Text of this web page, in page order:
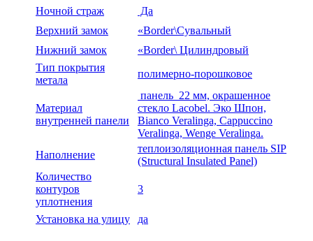
Ночной страж
Да
Верхний замок
«Border\Сувальный
Нижний замок
«Border\ Цилиндровый
Тип покрытия
метала
полимерно-порошковое
Материал
внутренней панели
панель 22 мм, окрашенное
стекло Lacobel. Эко Шпон,
Bianco Veralinga, Cappuccino
Veralinga, Wenge Veralinga.
Наполнение
теплоизоляционная панель SIP
(Structural Insulated Panel)
Количество
контуров
уплотнения
3
Установка на улицу да